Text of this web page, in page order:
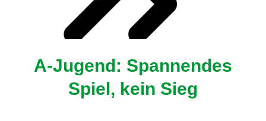
A-Jugend: Spannendes
Spiel, kein Sieg